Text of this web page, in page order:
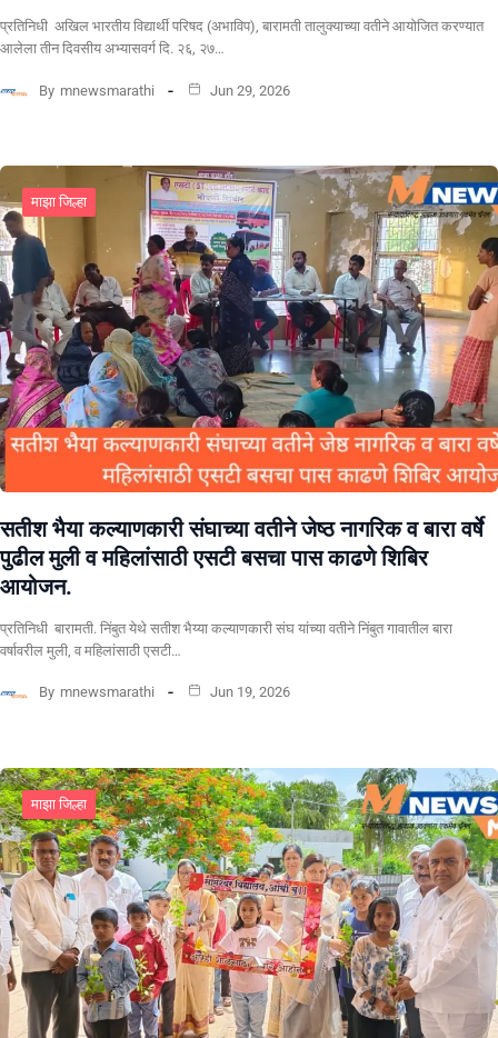
प्रतिनिधी अखिल भारतीय विद्यार्थी परिषद (अभाविप), बारामती तालुक्याच्या वतीने आयोजित करण्यात
आलेला तीन दिवसीय अभ्यासवर्ग दि. २६, २७…
By mnewsmarathi Jun 29, 2026
माझा जिल्हा
सतीश भैया कल्याणकारी संघाच्या वतीने जेष्ठ नागरिक व बारा वर्षे
पुढील मुली व महिलांसाठी एसटी बसचा पास काढणे शिबिर
आयोजन.
प्रतिनिधी बारामती. निंबुत येथे सतीश भैय्या कल्याणकारी संघ यांच्या वतीने निंबुत गावातील बारा
वर्षावरील मुली, व महिलांसाठी एसटी…
By mnewsmarathi Jun 19, 2026
माझा जिल्हा